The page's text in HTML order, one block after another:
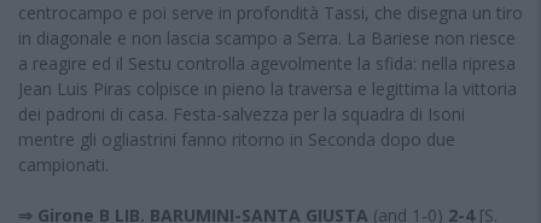
centrocampo e poi serve in profondità Tassi, che disegna un tiro
in diagonale e non lascia scampo a Serra. La Bariese non riesce
a reagire ed il Sestu controlla agevolmente la sfida: nella ripresa
Jean Luis Piras colpisce in pieno la traversa e legittima la vittoria
dei padroni di casa. Festa-salvezza per la squadra di Isoni
mentre gli ogliastrini fanno ritorno in Seconda dopo due
campionati.
⇒ Girone B LIB. BARUMINI-SANTA GIUSTA (and 1-0) 2-4 [S.